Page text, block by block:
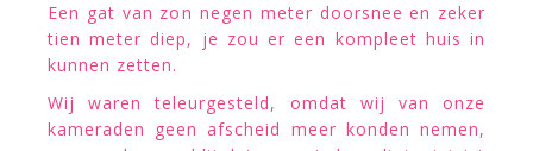
Een gat van zon negen meter doorsnee en zeker
tien meter diep, je zou er een kompleet huis in
kunnen zetten.
Wij waren teleurgesteld, omdat wij van onze
kameraden geen afscheid meer konden nemen,